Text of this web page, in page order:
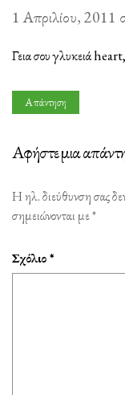
1 Απριλίου, 2011
Γεια σου γλυκειά
Απάντηση
Αφήστε μια
Η ηλ. διεύθυνση σας
σημειώνονται με*
Σχόλιο*